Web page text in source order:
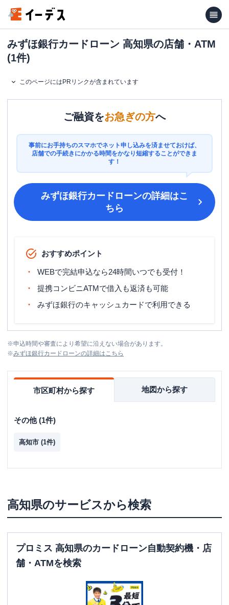
みずほ銀行カードローン 高知県の店舗・ATM
(1件)
このページにはPRリンクが含まれています
ご融資をお急ぎの方へ
事前にお手持ちのスマホでネット申し込みを済ませておけば、
店舗での手続きにかかる時間をかなり短縮することができま
す！
みずほ銀行カードローンの詳細はこ
ちら
おすすめポイント
WEBで完結申込なら24時間いつでも受付！
提携コンビニATMで借入も返済も可能
みずほ銀行のキャッシュカードで利用できる
※申込時間や審査により希望に沿えない場合があります。
※みずほ銀行カードローンの詳細はこちら
市区町村から探す 地図から探す
その他(1件)
高知市 (1件)
高知県のサービスから検索
プロミス 高知県のカードローン自動契約機・店
舗・ATMを検索